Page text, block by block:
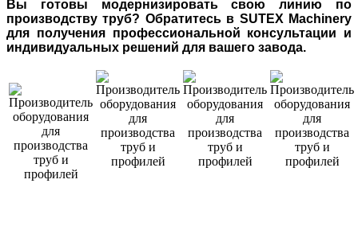
Вы готовы модернизировать свою линию по
производству труб? Обратитесь в SUTEX Machinery
для получения профессиональной консультации и
индивидуальных решений для вашего завода.